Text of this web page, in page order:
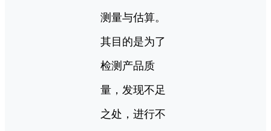
测量与估算。
其目的是为了
检测产品质
量，发现不足
之处，进行不